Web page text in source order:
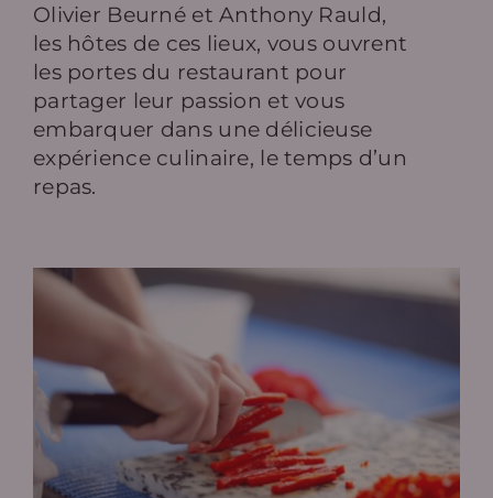
Olivier Beurné et Anthony Rauld,
les hôtes de ces lieux, vous ouvrent
les portes du restaurant pour
partager leur passion et vous
embarquer dans une délicieuse
expérience culinaire, le temps d’un
repas.